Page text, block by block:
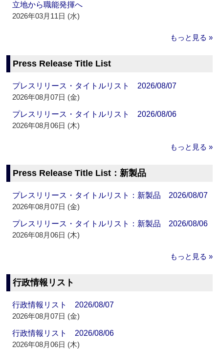
立地から職能発揮へ
2026年03月11日 (水)
もっと見る »
Press Release Title List
プレスリリース・タイトルリスト 2026/08/07
2026年08月07日 (金)
プレスリリース・タイトルリスト 2026/08/06
2026年08月06日 (木)
もっと見る »
Press Release Title List：新製品
プレスリリース・タイトルリスト：新製品 2026/08/07
2026年08月07日 (金)
プレスリリース・タイトルリスト：新製品 2026/08/06
2026年08月06日 (木)
もっと見る »
行政情報リスト
行政情報リスト 2026/08/07
2026年08月07日 (金)
行政情報リスト 2026/08/06
2026年08月06日 (木)